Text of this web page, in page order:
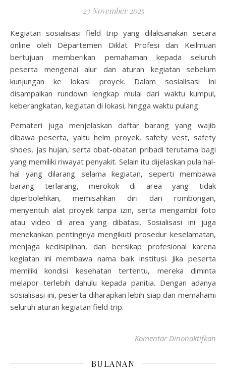
23 November 2025
Kegiatan sosialisasi field trip yang dilaksanakan secara
online oleh Departemen Diklat Profesi dan Keilmuan
bertujuan memberikan pemahaman kepada seluruh
peserta mengenai alur dan aturan kegiatan sebelum
kunjungan ke lokasi proyek. Dalam sosialisasi ini
disampaikan rundown lengkap mulai dari waktu kumpul,
keberangkatan, kegiatan di lokasi, hingga waktu pulang.
Pemateri juga menjelaskan daftar barang yang wajib
dibawa peserta, yaitu helm proyek, safety vest, safety
shoes, jas hujan, serta obat-obatan pribadi terutama bagi
yang memiliki riwayat penyakit. Selain itu dijelaskan pula hal-
hal yang dilarang selama kegiatan, seperti membawa
barang terlarang, merokok di area yang tidak
diperbolehkan, memisahkan diri dari rombongan,
menyentuh alat proyek tanpa izin, serta mengambil foto
atau video di area yang dibatasi. Sosialisasi ini juga
menekankan pentingnya mengikuti prosedur keselamatan,
menjaga kedisiplinan, dan bersikap profesional karena
kegiatan ini membawa nama baik institusi. Jika peserta
memiliki kondisi kesehatan tertentu, mereka diminta
melapor terlebih dahulu kepada panitia. Dengan adanya
sosialisasi ini, peserta diharapkan lebih siap dan memahami
seluruh aturan kegiatan field trip.
Komentar Dinonaktifkan
BULANAN